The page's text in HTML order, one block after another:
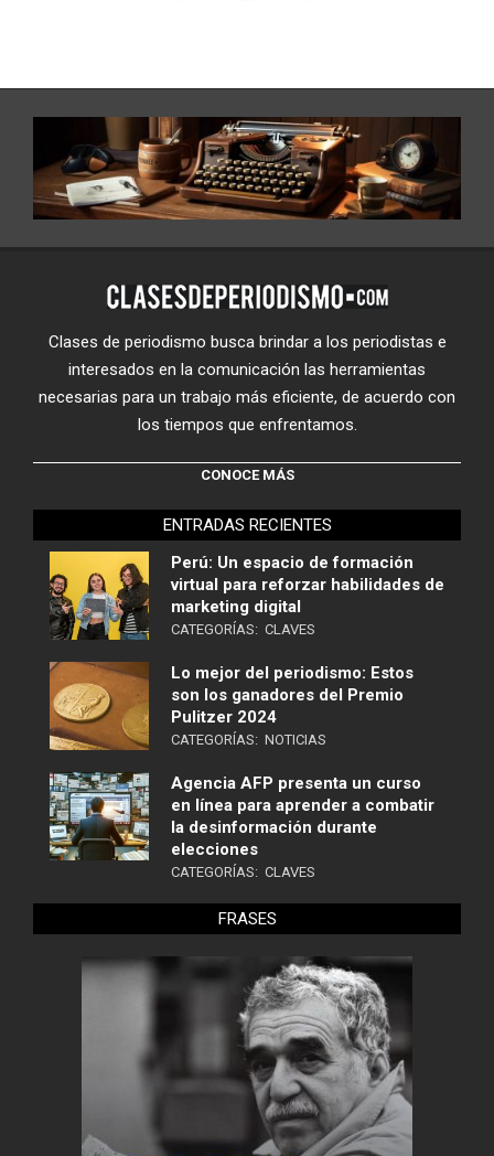
Clases de periodismo busca brindar a los periodistas e
interesados en la comunicación las herramientas
necesarias para un trabajo más eficiente, de acuerdo con
los tiempos que enfrentamos.
CONOCE MÁS
ENTRADAS RECIENTES
Perú: Un espacio de formación
virtual para reforzar habilidades de
marketing digital
CATEGORÍAS: CLAVES
Lo mejor del periodismo: Estos
son los ganadores del Premio
Pulitzer 2024
CATEGORÍAS: NOTICIAS
Agencia AFP presenta un curso
en línea para aprender a combatir
la desinformación durante
elecciones
CATEGORÍAS: CLAVES
FRASES